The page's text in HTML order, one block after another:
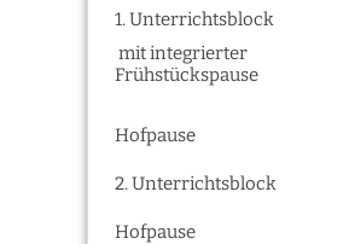
1. Unterrichtsblock
mit integrierter
Frühstückspause
Hofpause
2. Unterrichtsblock
Hofpause